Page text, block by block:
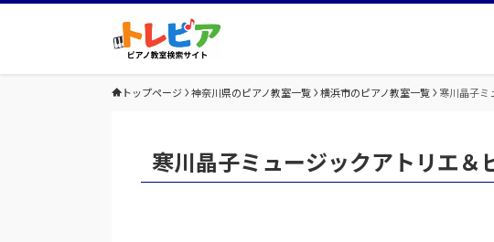
トップページ 神奈川県のピアノ教室一覧 横浜市のピアノ教室一覧 寒川晶子ミ
寒川晶子ミュージックアトリエ＆